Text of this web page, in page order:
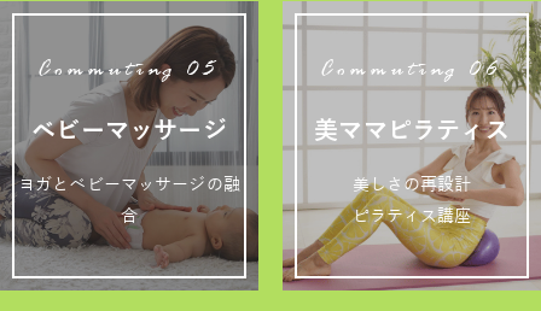
Commuting 05
ベビーマッサージ
ヨガとベビーマッサージの融
合
Commuting 06
美ママピラティス
美しさの再設計
ピラティス講座